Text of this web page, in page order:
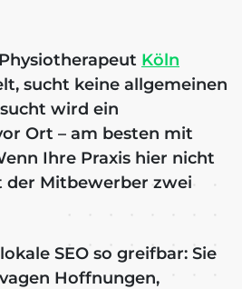
Köln
sucht keine allgemeinen
wird ein
Ort – am besten mit
Ihre Praxis hier nicht
der Mitbewerber zwei
SEO so greifbar: Sie
Hoffnungen,